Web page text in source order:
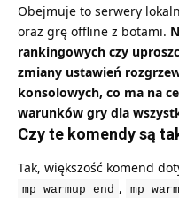
Obejmuje to serwery
oraz grę offline z botami.
rankingowych czy
zmiany ustawień
konsolowych, co ma na
warunków gry dla
Czy te komendy są
Tak, większość komend
mp_warmup_end ,